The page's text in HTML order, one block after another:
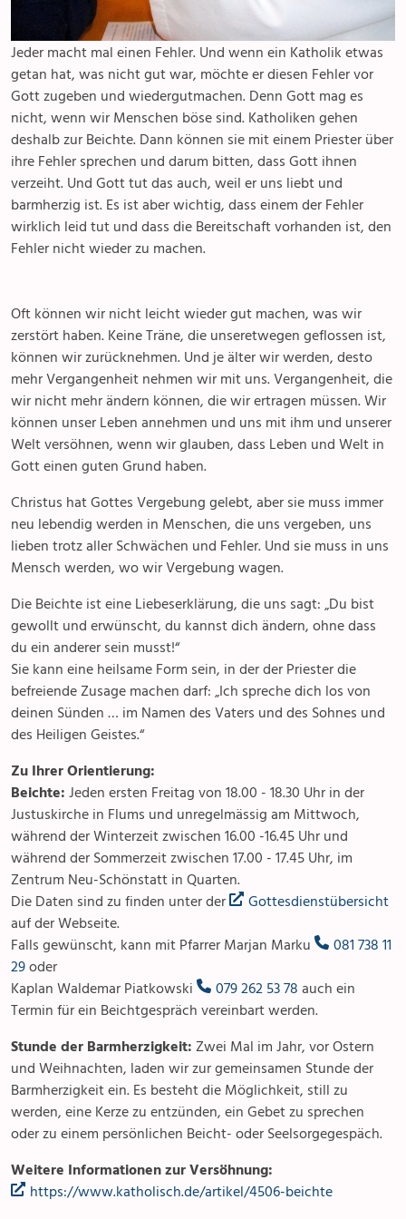
Jeder macht mal einen Fehler. Und wenn ein Katholik etwas
getan hat, was nicht gut war, möchte er diesen Fehler vor
Gott zugeben und wiedergutmachen. Denn Gott mag es
nicht, wenn wir Menschen böse sind. Katholiken gehen
deshalb zur Beichte. Dann können sie mit einem Priester über
ihre Fehler sprechen und darum bitten, dass Gott ihnen
verzeiht. Und Gott tut das auch, weil er uns liebt und
barmherzig ist. Es ist aber wichtig, dass einem der Fehler
wirklich leid tut und dass die Bereitschaft vorhanden ist, den
Fehler nicht wieder zu machen.
Oft können wir nicht leicht wieder gut machen, was wir
zerstört haben. Keine Träne, die unseretwegen geflossen ist,
können wir zurücknehmen. Und je älter wir werden, desto
mehr Vergangenheit nehmen wir mit uns. Vergangenheit, die
wir nicht mehr ändern können, die wir ertragen müssen. Wir
können unser Leben annehmen und uns mit ihm und unserer
Welt versöhnen, wenn wir glauben, dass Leben und Welt in
Gott einen guten Grund haben.
Christus hat Gottes Vergebung gelebt, aber sie muss immer
neu lebendig werden in Menschen, die uns vergeben, uns
lieben trotz aller Schwächen und Fehler. Und sie muss in uns
Mensch werden, wo wir Vergebung wagen.
Die Beichte ist eine Liebeserklärung, die uns sagt: „Du bist
gewollt und erwünscht, du kannst dich ändern, ohne dass
du ein anderer sein musst!“
Sie kann eine heilsame Form sein, in der der Priester die
befreiende Zusage machen darf: „Ich spreche dich los von
deinen Sünden … im Namen des Vaters und des Sohnes und
des Heiligen Geistes.“
Zu Ihrer Orientierung:
Beichte: Jeden ersten Freitag von 18.00 - 18.30 Uhr in der
Justuskirche in Flums und unregelmässig am Mittwoch,
während der Winterzeit zwischen 16.00 -16.45 Uhr und
während der Sommerzeit zwischen 17.00 - 17.45 Uhr, im
Zentrum Neu-Schönstatt in Quarten.
Die Daten sind zu finden unter der
Gottesdienstübersicht
auf der Webseite.
Falls gewünscht, kann mit Pfarrer Marjan Marku
081 738 11
29oder
Kaplan Waldemar Piatkowski
079 262 53 78 auch ein
Termin für ein Beichtgespräch vereinbart werden.
Stunde der Barmherzigkeit: Zwei Mal im Jahr, vor Ostern
und Weihnachten, laden wir zur gemeinsamen Stunde der
Barmherzigkeit ein. Es besteht die Möglichkeit, still zu
werden, eine Kerze zu entzünden, ein Gebet zu sprechen
oder zu einem persönlichen Beicht- oder Seelsorgegespäch.
Weitere Informationen zur Versöhnung:
https://www.katholisch.de/artikel/4506-beichte
Pfarreizentren Senioren
Spiritualität
Diakonie
Ökumene
Seelsorge
Gottesdienste
Krankensalbung
Letzte Lebensphase & Tod
Kirchliche Berufungen & Berufe